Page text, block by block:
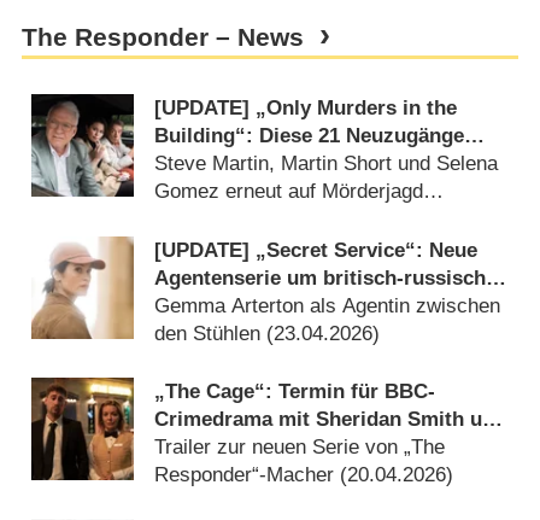
The Responder – News
[UPDATE] „Only Murders in the
Building“: Diese 21 Neuzugänge
sind in Staffel 6 dabei
Steve Martin, Martin Short und Selena
Gomez erneut auf Mörderjagd
[UPDATE] „Secret Service“: Neue
Agentenserie um britisch-russische
Spannungen feiert
Deutschlandpremiere
Gemma Arterton als Agentin zwischen
den Stühlen (23.04.2026)
„The Cage“: Termin für BBC-
Crimedrama mit Sheridan Smith und
Michael Socha
Trailer zur neuen Serie von „The
Responder“-Macher (20.04.2026)